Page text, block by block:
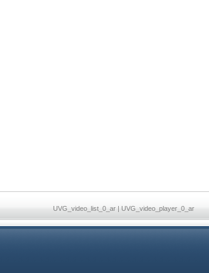
UVG_video_list_0_ar| UVG_video_player_0_ar